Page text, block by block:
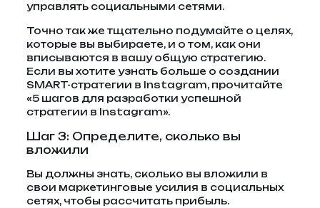
управлять социальными сетями.
Точно так же тщательно подумайте о целях,
которые вы выбираете, и о том, как они
вписываются в вашу общую стратегию.
Если вы хотите узнать больше о создании
SMART-стратегии в Instagram, прочитайте
«5 шагов для разработки успешной
стратегии в Instagram».
Шаг 3: Определите, сколько вы
вложили
Вы должны знать, сколько вы вложили в
свои маркетинговые усилия в социальных
сетях, чтобы рассчитать прибыль.